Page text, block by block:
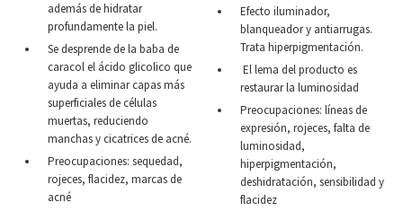
además de hidratar
profundamente la piel.
Se desprende de la baba de
caracol el ácido glicolico que
ayuda a eliminar capas más
superficiales de células
muertas, reduciendo
manchas y cicatrices de acné.
Preocupaciones: sequedad,
rojeces, flacidez, marcas de
acné
Efecto iluminador,
blanqueador y antiarrugas.
Trata hiperpigmentación.
El lema del producto es
restaurar la luminosidad
Preocupaciones: líneas de
expresión, rojeces, falta de
luminosidad,
hiperpigmentación,
deshidratación, sensibilidad y
flacidez